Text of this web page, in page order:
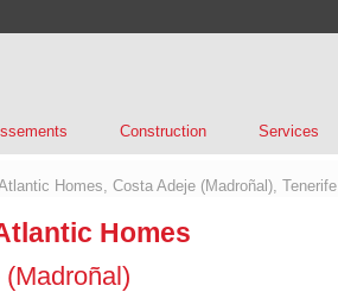
Construction Services
Homes, Costa Adeje (Madroñal), Tenerife
Homes